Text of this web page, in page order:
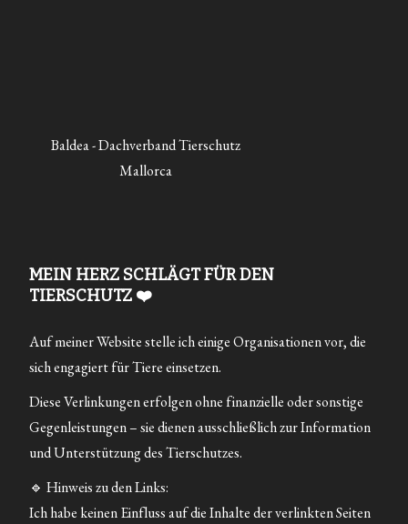
Baldea - Dachverband Tierschutz
Mallorca
MEIN HERZ SCHLÄGT FÜR DEN
TIERSCHUTZ ❤️
Auf meiner Website stelle ich einige Organisationen vor, die
sich engagiert für Tiere einsetzen.
Diese Verlinkungen erfolgen ohne finanzielle oder sonstige
Gegenleistungen – sie dienen ausschließlich zur Information
und Unterstützung des Tierschutzes.
🔹 Hinweis zu den Links:
Ich habe keinen Einfluss auf die Inhalte der verlinkten Seiten